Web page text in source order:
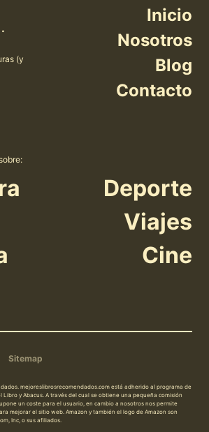
(y
Inicio
Nosotros
Blog
Contacto
Deporte
Viajes
Cine
Sitemap
mejoreslibrosrecomendados.com está adherido al programa de
Libro y Abacus. A través del cual se obtiene una pequeña comisión
un coste para el usuario, en cambio a nosotros nos permite
mejorar el sitio web. Amazon y también el logo de Amazon son
Inc, o sus afiliados.